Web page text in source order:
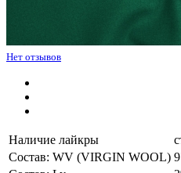
Нет отзывов
Наличие лайкры
Состав: WV (VIRGIN WOOL)